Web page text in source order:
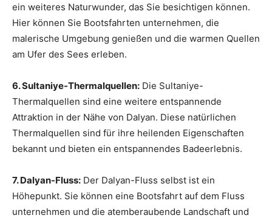
ein weiteres Naturwunder, das Sie besichtigen können.
Hier können Sie Bootsfahrten unternehmen, die
malerische Umgebung genießen und die warmen Quellen
am Ufer des Sees erleben.
6. Sultaniye-Thermalquellen: Die Sultaniye-
Thermalquellen sind eine weitere entspannende
Attraktion in der Nähe von Dalyan. Diese natürlichen
Thermalquellen sind für ihre heilenden Eigenschaften
bekannt und bieten ein entspannendes Badeerlebnis.
7. Dalyan-Fluss: Der Dalyan-Fluss selbst ist ein
Höhepunkt. Sie können eine Bootsfahrt auf dem Fluss
unternehmen und die atemberaubende Landschaft und